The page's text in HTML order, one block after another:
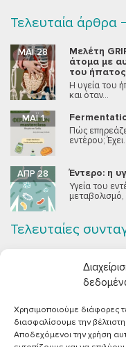
Χρησιμοποιούμε διάφορες
διασφαλίσουμε την
Αποδεχόμενοι την χρήση
Τελευταία άρθρα
Μελέτη
άτομα με
του ήπατος
ΜΆΙ 28
Η υγεία του
και όταν...
ΜΆΙ 1
Πώς
εντέρου;
Έντερο: η
ΑΠΡ 28
Υγεία του
μεταβολισμό,
Τελευταίες
Μια μους
συστήσουμε...
Vegan
ΙΟΎΝ 26
Καλοκαίρι,
μεγαλώσει